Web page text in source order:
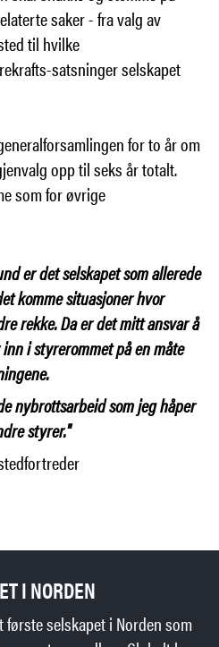
saker - fra valg av
til hvilke
satsninger selskapet
for to år om
opp til seks år totalt.
som for øvrige
er det selskapet som allerede
komme situasjoner hvor
rekke. Da er det mitt ansvar å
i styrerommet på en måte
nybrottsarbeid som jeg håper
styrer."
I NORDEN
selskapet i Norden som